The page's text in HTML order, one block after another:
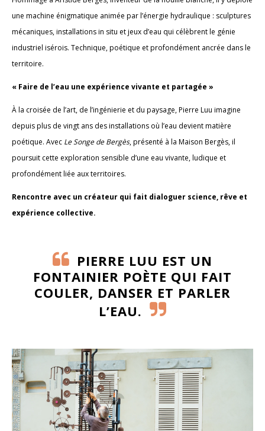
une machine énigmatique animée par l’énergie hydraulique : sculptures
mécaniques, installations in situ et jeux d’eau qui célèbrent le génie
industriel isérois. Technique, poétique et profondément ancrée dans le
territoire.
« Faire de l’eau une expérience vivante et partagée »
À la croisée de l’art, de l’ingénierie et du paysage, Pierre Luu imagine
depuis plus de vingt ans des installations où l’eau devient matière
poétique. Avec Le Songe de Bergès, présenté à la Maison Bergès, il
poursuit cette exploration sensible d’une eau vivante, ludique et
profondément liée aux territoires.
Rencontre avec un créateur qui fait dialoguer science, rêve et
expérience collective.
PIERRE LUU EST UN
FONTAINIER POÈTE QUI FAIT
COULER, DANSER ET PARLER
L’EAU.